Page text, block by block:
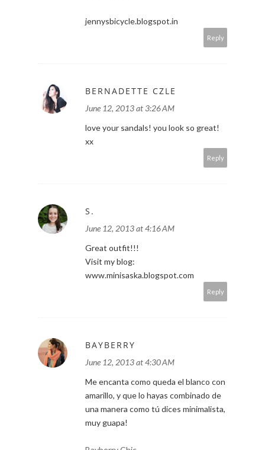
jennysbicycle.blogspot.in
Reply
BERNADETTE CZLE
June 12, 2013 at 3:26 AM
love your sandals! you look so great!
xx
Reply
S.
June 12, 2013 at 4:16 AM
Great outfit!!!
Visit my blog:
www.minisaska.blogspot.com
Reply
BAYBERRY
June 12, 2013 at 4:30 AM
Me encanta como queda el blanco con
amarillo, y que lo hayas combinado de
una manera como tú dices minimalista,
muy guapa!